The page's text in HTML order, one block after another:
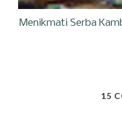
Menikmati Serba
15